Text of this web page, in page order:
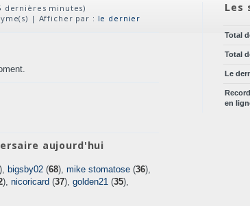
Les
Total
Total
Le
en
dernières minutes)
| Afficher par : le dernier
aujourd'hui
), bigsby02 (68), mike stomatose (36),
), nicoricard (37), golden21 (35),